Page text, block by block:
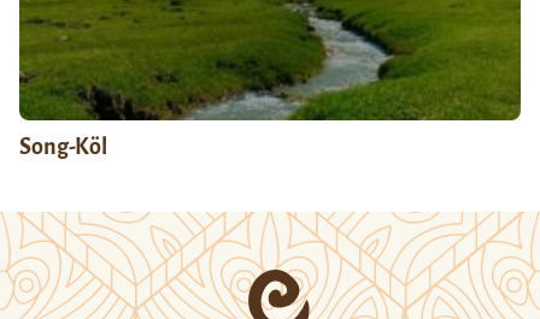
Song-Köl